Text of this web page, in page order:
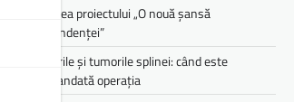
Lansarea proiectului „O nouă șansă
independenței”
Chisturile și tumorile splinei: când este
recomandată operația